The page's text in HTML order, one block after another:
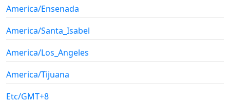
America/Ensenada
America/Santa_Isabel
America/Los_Angeles
America/Tijuana
Etc/GMT+8